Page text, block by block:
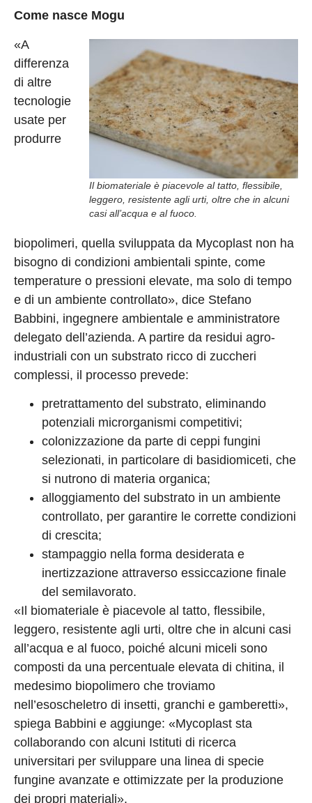
Come nasce Mogu
Il biomateriale è piacevole al tatto, flessibile,
leggero, resistente agli urti, oltre che in alcuni
casi all’acqua e al fuoco.
«A
differenza
di altre
tecnologie
usate per
produrre
biopolimeri, quella sviluppata da Mycoplast non ha
bisogno di condizioni ambientali spinte, come
temperature o pressioni elevate, ma solo di tempo
e di un ambiente controllato», dice Stefano
Babbini, ingegnere ambientale e amministratore
delegato dell’azienda. A partire da residui agro-
industriali con un substrato ricco di zuccheri
complessi, il processo prevede:
pretrattamento del substrato, eliminando
potenziali microrganismi competitivi;
colonizzazione da parte di ceppi fungini
selezionati, in particolare di basidiomiceti, che
si nutrono di materia organica;
alloggiamento del substrato in un ambiente
controllato, per garantire le corrette condizioni
di crescita;
stampaggio nella forma desiderata e
inertizzazione attraverso essiccazione finale
del semilavorato.
«Il biomateriale è piacevole al tatto, flessibile,
leggero, resistente agli urti, oltre che in alcuni casi
all’acqua e al fuoco, poiché alcuni miceli sono
composti da una percentuale elevata di chitina, il
medesimo biopolimero che troviamo
nell’esoscheletro di insetti, granchi e gamberetti»,
spiega Babbini e aggiunge: «Mycoplast sta
collaborando con alcuni Istituti di ricerca
universitari per sviluppare una linea di specie
fungine avanzate e ottimizzate per la produzione
dei propri materiali».